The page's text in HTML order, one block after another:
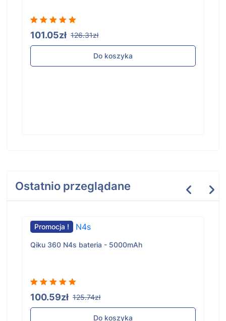
101.05zł 126.31zł
Do koszyka
Ostatnio przeglądane
Promocja !
Qiku 360 N4s bateria - 5000mAh
100.59zł 125.74zł
Do koszyka